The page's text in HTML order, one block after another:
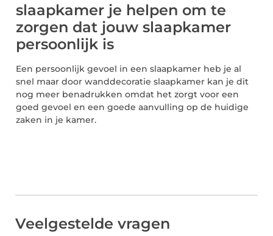
slaapkamer je helpen om te
zorgen dat jouw slaapkamer
persoonlijk is
Een persoonlijk gevoel in een slaapkamer heb je al
snel maar door wanddecoratie slaapkamer kan je dit
nog meer benadrukken omdat het zorgt voor een
goed gevoel en een goede aanvulling op de huidige
zaken in je kamer.
Veelgestelde vragen